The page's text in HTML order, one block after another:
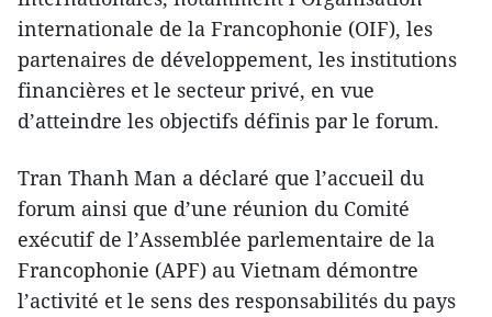
internationale de la Francophonie (OIF), les
partenaires de développement, les institutions
financières et le secteur privé, en vue
d’atteindre les objectifs définis par le forum.
Tran Thanh Man a déclaré que l’accueil du
forum ainsi que d’une réunion du Comité
exécutif de l’Assemblée parlementaire de la
Francophonie (APF) au Vietnam démontre
l’activité et le sens des responsabilités du pays